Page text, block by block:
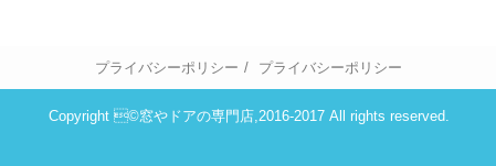
プライバシーポリシー プライバシーポリシー
Copyright ©窓やドアの専門店,2016-2017 All rights reserved.